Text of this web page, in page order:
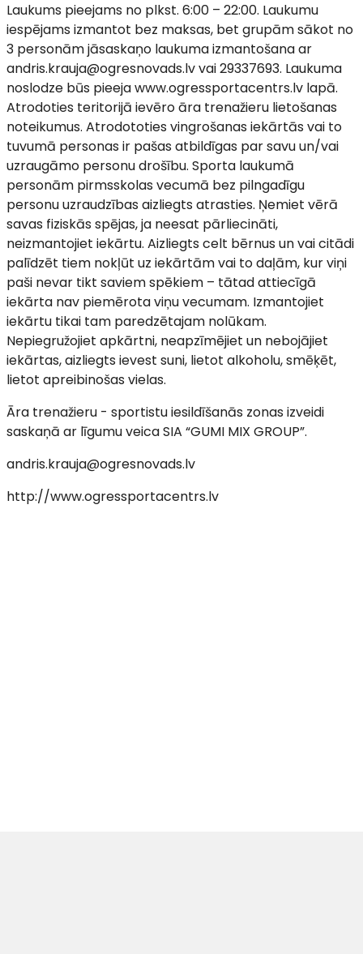
Laukums pieejams no plkst. 6:00 – 22:00. Laukumu
iespējams izmantot bez maksas, bet grupām sākot no
3 personām jāsaskaņo laukuma izmantošana ar
andris.krauja@ogresnovads.lv vai 29337693. Laukuma
noslodze būs pieeja www.ogressportacentrs.lv lapā.
Atrodoties teritorijā ievēro āra trenažieru lietošanas
noteikumus. Atrodototies vingrošanas iekārtās vai to
tuvumā personas ir pašas atbildīgas par savu un/vai
uzraugāmo personu drošību. Sporta laukumā
personām pirmsskolas vecumā bez pilngadīgu
personu uzraudzības aizliegts atrasties. Ņemiet vērā
savas fiziskās spējas, ja neesat pārliecināti,
neizmantojiet iekārtu. Aizliegts celt bērnus un vai citādi
palīdzēt tiem nokļūt uz iekārtām vai to daļām, kur viņi
paši nevar tikt saviem spēkiem – tātad attiecīgā
iekārta nav piemērota viņu vecumam. Izmantojiet
iekārtu tikai tam paredzētajam nolūkam.
Nepiegružojiet apkārtni, neapzīmējiet un nebojājiet
iekārtas, aizliegts ievest suni, lietot alkoholu, smēķēt,
lietot apreibinošas vielas.
Āra trenažieru - sportistu iesildīšanās zonas izveidi
saskaņā ar līgumu veica SIA “GUMI MIX GROUP”.
andris.krauja@ogresnovads.lv
http://www.ogressportacentrs.lv